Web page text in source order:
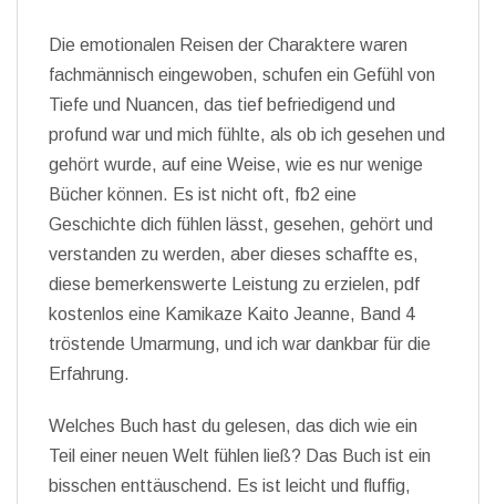
Die emotionalen Reisen der Charaktere waren
fachmännisch eingewoben, schufen ein Gefühl von
Tiefe und Nuancen, das tief befriedigend und
profund war und mich fühlte, als ob ich gesehen und
gehört wurde, auf eine Weise, wie es nur wenige
Bücher können. Es ist nicht oft, fb2 eine
Geschichte dich fühlen lässt, gesehen, gehört und
verstanden zu werden, aber dieses schaffte es,
diese bemerkenswerte Leistung zu erzielen, pdf
kostenlos eine Kamikaze Kaito Jeanne, Band 4
tröstende Umarmung, und ich war dankbar für die
Erfahrung.
Welches Buch hast du gelesen, das dich wie ein
Teil einer neuen Welt fühlen ließ? Das Buch ist ein
bisschen enttäuschend. Es ist leicht und fluffig,